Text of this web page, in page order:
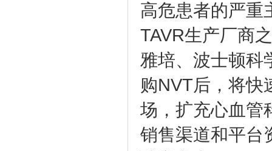
高危患者的严重
TAVR生产厂商
雅培、波士顿科
购NVT后，将快
场，扩充心血管
销售渠道和平台